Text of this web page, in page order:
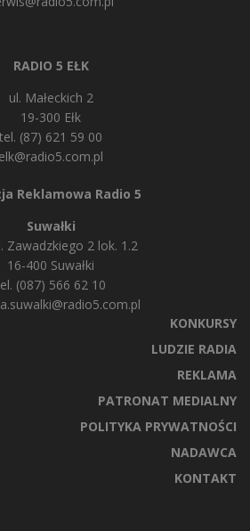
RADIO 5 EŁK
ul. Małeckich 2
19-300 Ełk
tel. (87) 621 59 00
elk@radio5.com.pl
Reklamowa Radio 5
Suwałki
Zawadzkiego 2 lok. 1.2
16-400 Suwałki
(087) 566 62 10
KONKURSY
LUDZIE RADIA
REKLAMA
PATRONAT MEDIALNY
POLITYKA PRYWATNOŚCI
NADAWCA
KONTAKT